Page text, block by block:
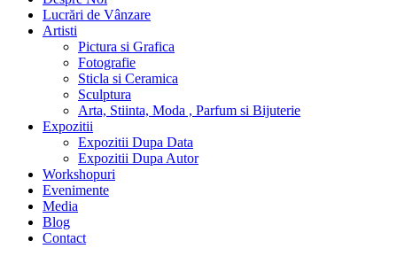
Lucrări de Vânzare
Artisti
Pictura si Grafica
Fotografie
Sticla si Ceramica
Sculptura
Arta, Stiinta, Moda , Parfum si Bijuterie
Expozitii
Expozitii Dupa Data
Expozitii Dupa Autor
Workshopuri
Evenimente
Media
Blog
Contact